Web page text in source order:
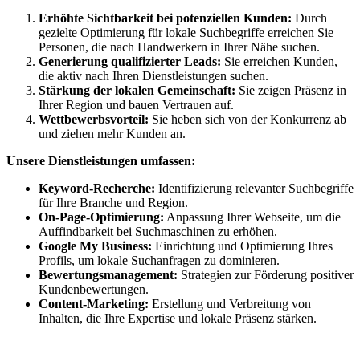
Erhöhte Sichtbarkeit bei potenziellen Kunden: Durch
gezielte Optimierung für lokale Suchbegriffe erreichen Sie
Personen, die nach Handwerkern in Ihrer Nähe suchen.
Generierung qualifizierter Leads: Sie erreichen Kunden,
die aktiv nach Ihren Dienstleistungen suchen.
Stärkung der lokalen Gemeinschaft: Sie zeigen Präsenz in
Ihrer Region und bauen Vertrauen auf.
Wettbewerbsvorteil: Sie heben sich von der Konkurrenz ab
und ziehen mehr Kunden an.
Unsere Dienstleistungen umfassen:
Keyword-Recherche: Identifizierung relevanter Suchbegriffe
für Ihre Branche und Region.
On-Page-Optimierung: Anpassung Ihrer Webseite, um die
Auffindbarkeit bei Suchmaschinen zu erhöhen.
Google My Business: Einrichtung und Optimierung Ihres
Profils, um lokale Suchanfragen zu dominieren.
Bewertungsmanagement: Strategien zur Förderung positiver
Kundenbewertungen.
Content-Marketing: Erstellung und Verbreitung von
Inhalten, die Ihre Expertise und lokale Präsenz stärken.